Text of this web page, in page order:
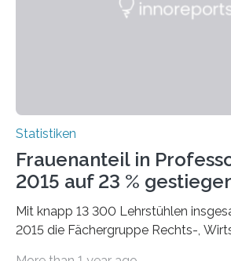
Statistiken
Frauenanteil in
2015 auf 23 %
Mit knapp 13 300 Lehrstühlen
2015 die Fächergruppe Rechts-,